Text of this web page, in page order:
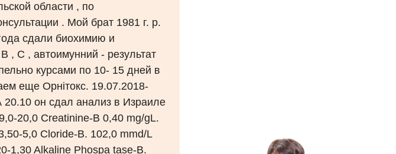
области , по
. Мой брат 1981 г. р.
сдали биохимию и
, С , автоимунний - результат
курсами по 10- 15 дней в
еще Орнітокс. 19.07.2018-
он сдал анализ в Израиле
20,0 Creatinine-B 0,40 mg/gL.
5,0 Cloride-B. 102,0 mmd/L
1,30 Alkaline Phospa tase-B.